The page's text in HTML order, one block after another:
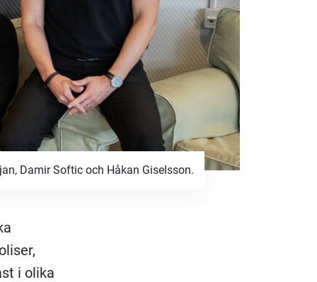
Damir Softic och Håkan Giselsson.
i olika